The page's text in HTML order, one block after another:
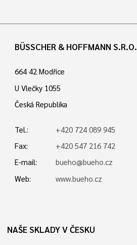
BÜSSCHER & HOFFMANN S.R.O.
664 42 Modřice
U Vlečky 1055
Česká Republika
Tel.:
+420 724 089 945
Fax:
+420 547 216 742
E-mail:
bueho@bueho.cz
Web:
www.bueho.cz
NAŠE SKLADY V ČESKU